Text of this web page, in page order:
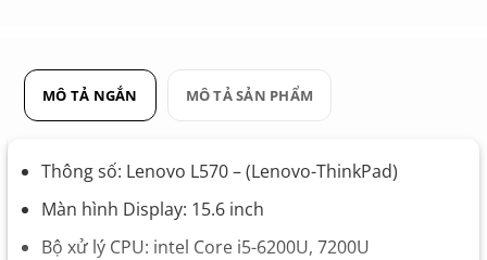
MÔ TẢ NGẮN MÔ TẢ SẢN PHẨM
Thông số: Lenovo L570– (Lenovo-ThinkPad)
Màn hình Display: 15.6 inch
Bộ xử lý CPU: intel Core i5-6200U, 7200U